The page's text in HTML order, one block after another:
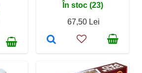
În stoc (23)
67,50 Lei